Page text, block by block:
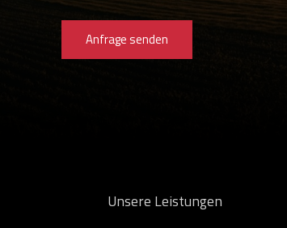
Anfrage senden
Unsere Leistungen